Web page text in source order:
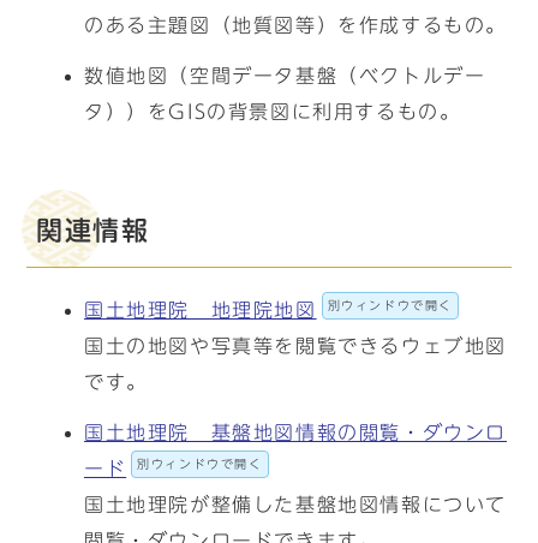
のある主題図（地質図等）を作成するもの。
数値地図（空間データ基盤（ベクトルデー
タ））をGISの背景図に利用するもの。
関連情報
国土地理院 地理院地図 別ウィンドウで開く
国土の地図や写真等を閲覧できるウェブ地図
です。
国土地理院 基盤地図情報の閲覧・ダウンロ
ード
別ウィンドウで開く
国土地理院が整備した基盤地図情報について